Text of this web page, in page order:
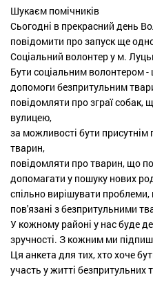
Шукаєм помічників
Сьогодні в прекрасний день
повідомити про запуск ще
Соціальний волонтер у м.
Бути соціальним волонтером
допомоги безпритульним
повідомляти про зграї
вулицею,
за можливості бути присутнім
тварин,
повідомляти про тварин, що
допомагати у пошуку нових
спільно вирішувати
пов'язані з безпритульними
У кожному районі у нас буде
зручності. З кожним ми
Ця анкета для тих, хто хоче
участь у житті безпритульних